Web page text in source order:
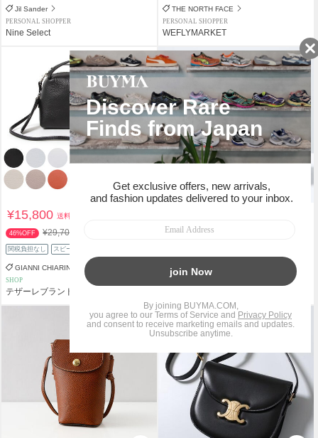
Jil Sander
PERSONAL SHOPPER
Nine Select
THE NORTH FACE
PERSONAL SHOPPER
WEFLYMARKET
¥15,800送料込
46%OFF ¥29,700
関税負担なし スピード配送
GIANNI CHIARINI
SHOP
テザーレブランドショップ
5%OFF ¥324,500
PRADA